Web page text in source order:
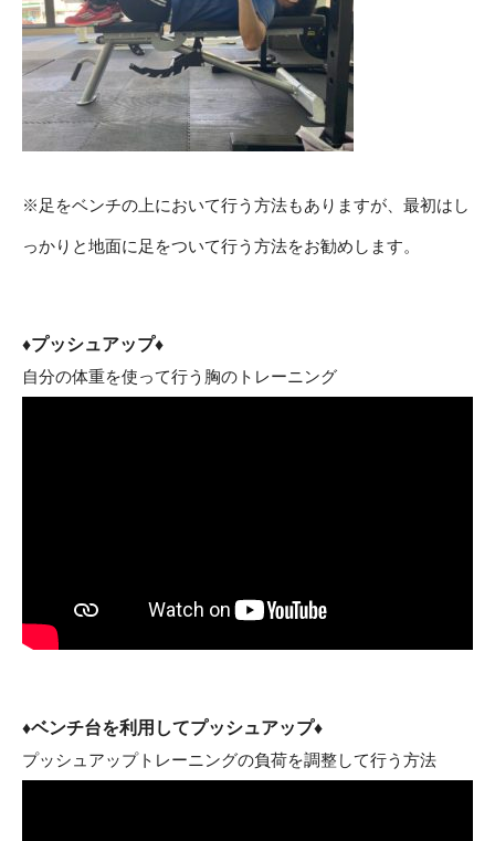
※足をベンチの上において行う方法もありますが、最初はし
っかりと地面に足をついて行う方法をお勧めします。
♦プッシュアップ♦
自分の体重を使って行う胸のトレーニング
♦ベンチ台を利用してプッシュアップ♦
プッシュアップトレーニングの負荷を調整して行う方法